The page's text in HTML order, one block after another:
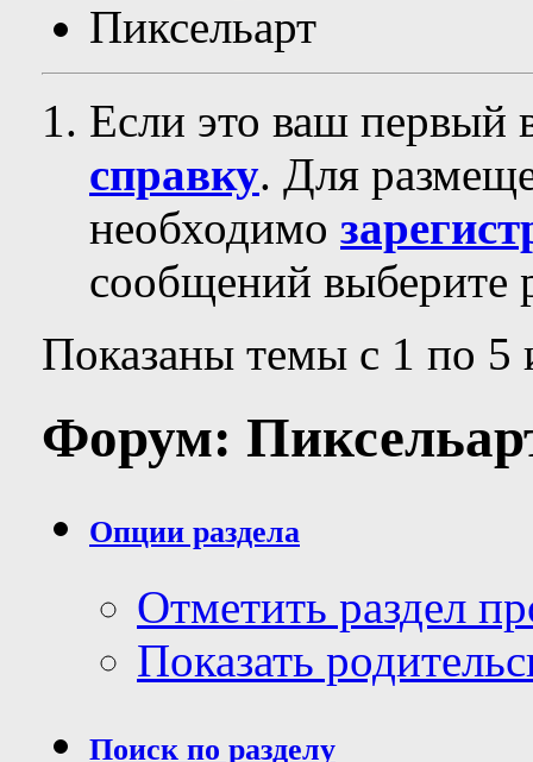
Пиксельарт
Если это ваш первый
справку. Для
необходимо
сообщений выберите
Показаны темы с 1 по 5
Форум:
Опции раздела
Отметить раздел
Показать
Поиск по разделу